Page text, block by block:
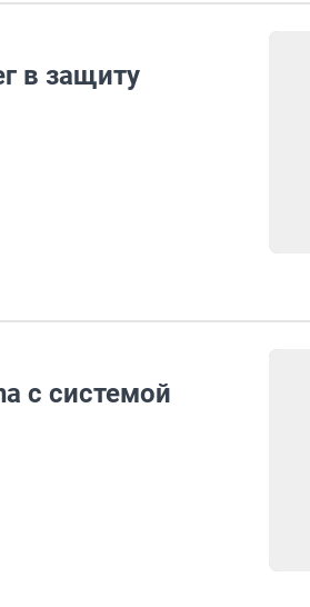
в защиту
с системой